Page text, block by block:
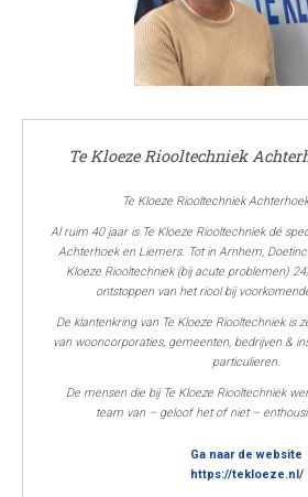
Te Kloeze Riooltechniek
Te Kloeze Riooltechniek
Al ruim 40 jaar is Te Kloeze Riooltechniek dé
Achterhoek en Liemers. Tot in Arnhem,
Kloeze Riooltechniek (bij acute problemen)
ontstoppen van het riool bij
De klantenkring van Te Kloeze Riooltechniek is
van wooncorporaties, gemeenten, bedrijven &
particulieren.
De mensen die bij Te Kloeze Riooltechniek
team van – geloof het of niet –
Ga naar de website
https://tekloeze.nl/